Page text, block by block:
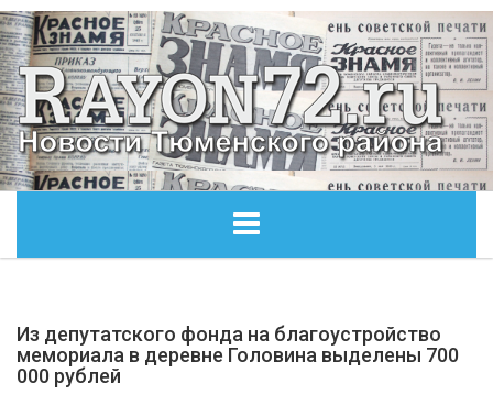
ОБЩЕСТВО
Из депутатского фонда на благоустройство
мемориала в деревне Головина выделены 700
000 рублей